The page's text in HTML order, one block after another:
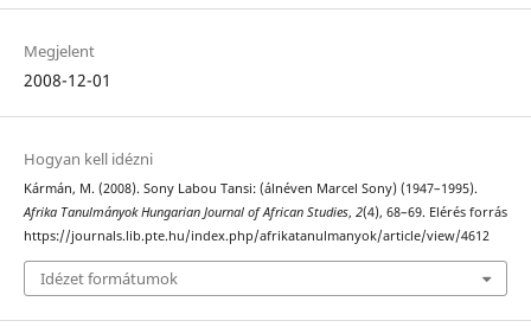
Megjelent
2008-12-01
Hogyan kell idézni
Kármán, M. (2008). Sony Labou Tansi: (álnéven Marcel Sony) (1947–1995).
Afrika Tanulmányok Hungarian Journal of African Studies, 2(4), 68–69. Elérés forrás
https://journals.lib.pte.hu/index.php/afrikatanulmanyok/article/view/4612
Idézet formátumok